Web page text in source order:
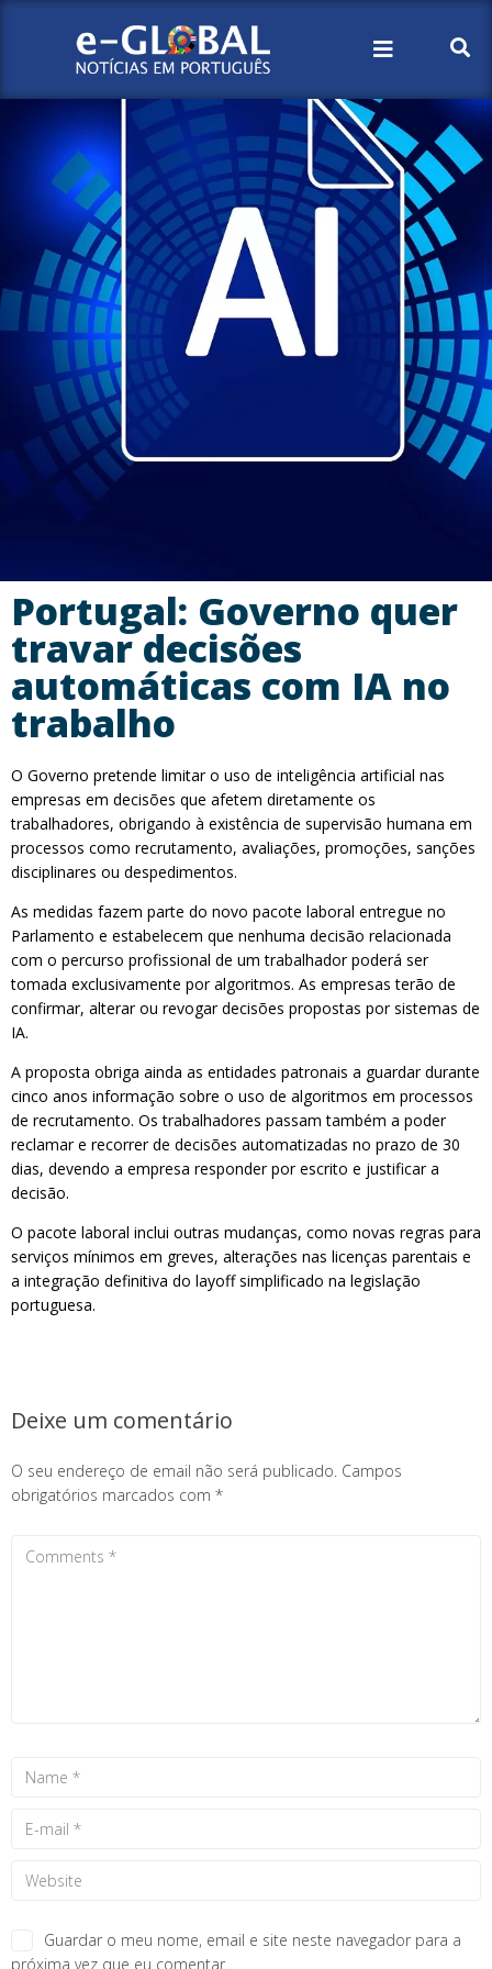
Portugal: Governo quer
travar decisões
automáticas com IA no
trabalho
O Governo pretende limitar o uso de inteligência artificial nas
empresas em decisões que afetem diretamente os
trabalhadores, obrigando à existência de supervisão humana em
processos como recrutamento, avaliações, promoções, sanções
disciplinares ou despedimentos.
As medidas fazem parte do novo pacote laboral entregue no
Parlamento e estabelecem que nenhuma decisão relacionada
com o percurso profissional de um trabalhador poderá ser
tomada exclusivamente por algoritmos. As empresas terão de
confirmar, alterar ou revogar decisões propostas por sistemas de
IA.
A proposta obriga ainda as entidades patronais a guardar durante
cinco anos informação sobre o uso de algoritmos em processos
de recrutamento. Os trabalhadores passam também a poder
reclamar e recorrer de decisões automatizadas no prazo de 30
dias, devendo a empresa responder por escrito e justificar a
decisão.
O pacote laboral inclui outras mudanças, como novas regras para
serviços mínimos em greves, alterações nas licenças parentais e
a integração definitiva do layoff simplificado na legislação
portuguesa.
Deixe um comentário
O seu endereço de email não será publicado. Campos
obrigatórios marcados com *
Guardar o meu nome, email e site neste navegador para a
próxima vez que eu comentar.